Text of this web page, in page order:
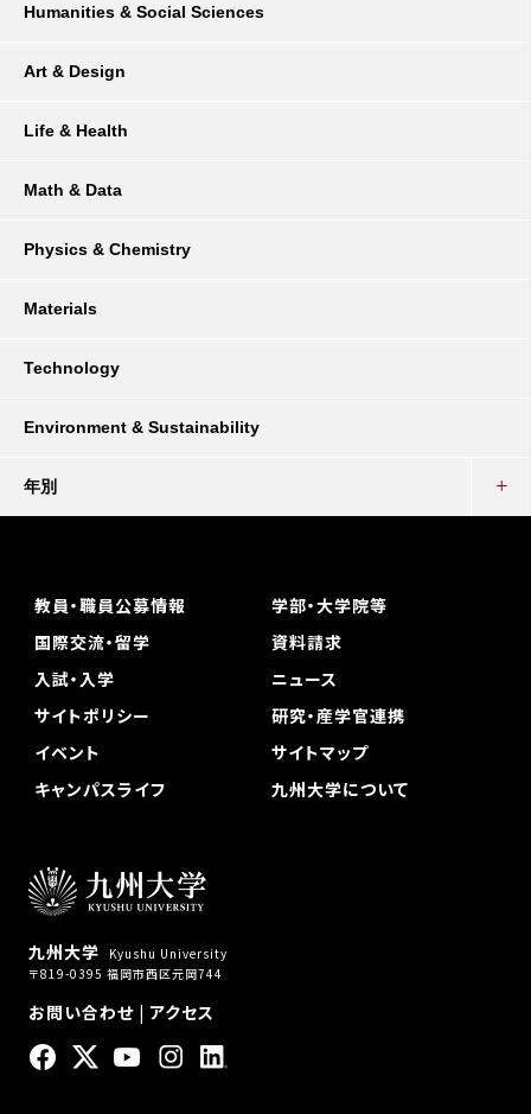
Humanities & Social Sciences
Art & Design
Life & Health
Math & Data
Physics & Chemistry
Materials
Technology
Environment & Sustainability
年別
九州大学
Kyushu University
〒819-0395 福岡市西区元岡744
お問い合わせ| アクセス
教員・職員公募情報
学部・大学院等
国際交流・留学
資料請求
入試・入学
ニュース
サイトポリシー
研究・産学官連携
イベント
サイトマップ
キャンパスライフ
九州大学について